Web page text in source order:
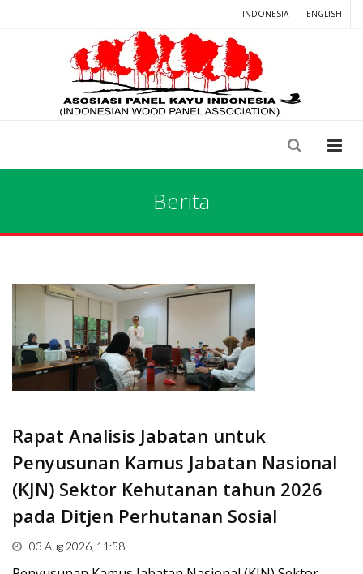
INDONESIA ENGLISH
Berita
Rapat Analisis Jabatan untuk
Penyusunan Kamus Jabatan Nasional
(KJN) Sektor Kehutanan tahun 2026
pada Ditjen Perhutanan Sosial
03 Aug 2026, 11:58